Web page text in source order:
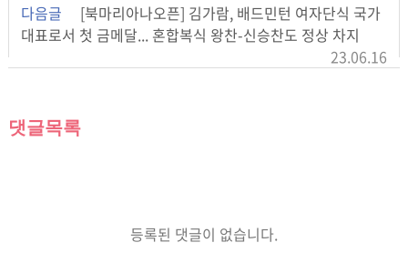
다음글
[북마리아나오픈] 김가람, 배드민턴 여자단식 국가
대표로서 첫 금메달... 혼합복식 왕찬-신승찬도 정상 차지
23.06.16
댓글목록
등록된 댓글이 없습니다.